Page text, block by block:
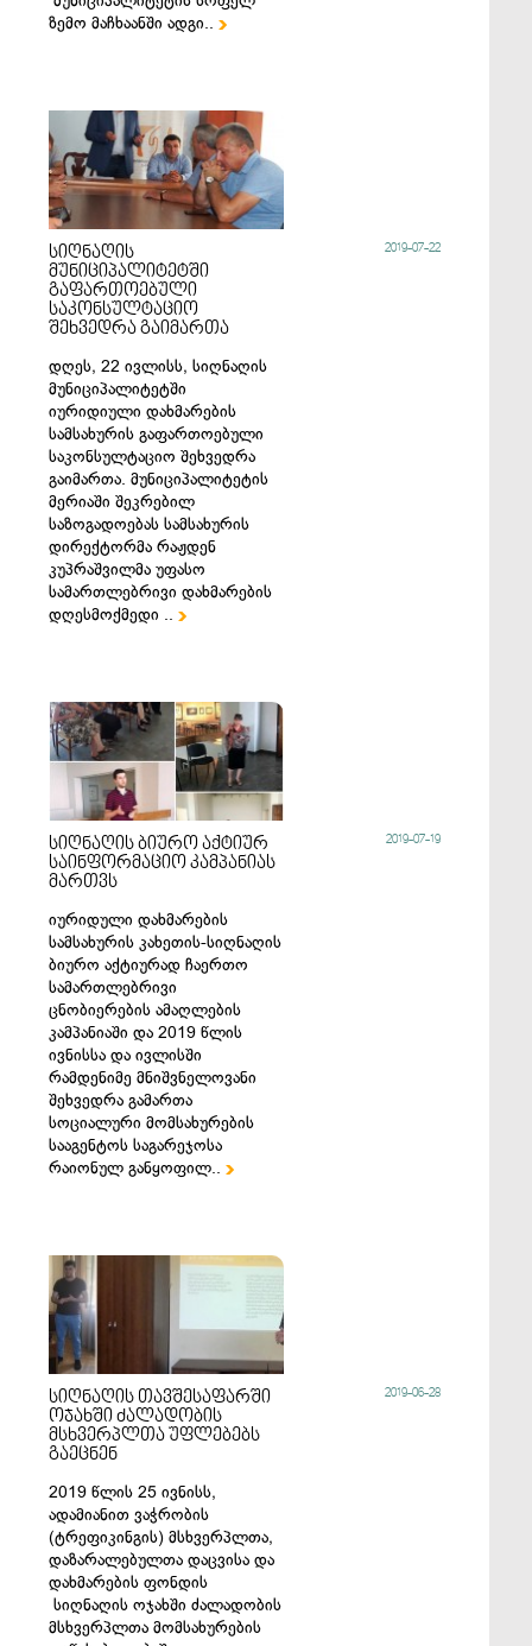
ზემო მაჩხაანში ადგი..
სიღნაღის
მუნიციპალიტეტში
გაფართოებული
საკონსულტაციო
შეხვედრა გაიმართა
დღეს, 22 ივლისს, სიღნაღის
მუნიციპალიტეტში
იურიდიული დახმარების
სამსახურის გაფართოებული
საკონსულტაციო შეხვედრა
გაიმართა. მუნიციპალიტეტის
მერიაში შეკრებილ
საზოგადოებას სამსახურის
დირექტორმა რაჟდენ
კუპრაშვილმა უფასო
სამართლებრივი დახმარების
დღესმოქმედი ..
2019-07-22
სიღნაღის ბიურო აქტიურ
საინფორმაციო კამპანიას
მართვს
იურიდული დახმარების
სამსახურის კახეთის-სიღნაღის
ბიურო აქტიურად ჩაერთო
სამართლებრივი
ცნობიერების ამაღლების
კამპანიაში და 2019 წლის
ივნისსა და ივლისში
რამდენიმე მნიშვნელოვანი
შეხვედრა გამართა
სოციალური მომსახურების
სააგენტოს საგარეჯოსა
რაიონულ განყოფილ..
2019-07-19
სიღნაღის თავშესაფარში
ოჯახში ძალადობის
მსხვერპლთა უფლებებს
გაეცნენ
2019 წლის 25 ივნისს,
ადამიანით ვაჭრობის
(ტრეფიკინგის) მსხვერპლთა,
დაზარალებულთა დაცვისა და
დახმარების ფონდის
სიღნაღის ოჯახში ძალადობის
მსხვერპლთა მომსახურების
2019-06-28